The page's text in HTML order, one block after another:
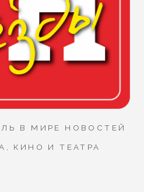
В МИРЕ НОВОСТЕЙ
КИНО И ТЕАТРА